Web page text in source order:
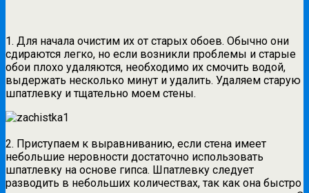
1. Для начала очистим их от старых обоев. Обычно они
сдираются легко, но если возникли проблемы и старые
обои плохо удаляются, необходимо их смочить водой,
выдержать несколько минут и удалить. Удаляем старую
шпатлевку и тщательно моем стены.
2. Приступаем к выравниванию, если стена имеет
небольшие неровности достаточно использовать
шпатлевку на основе гипса. Шпатлевку следует
разводить в небольших количествах, так как она быстро